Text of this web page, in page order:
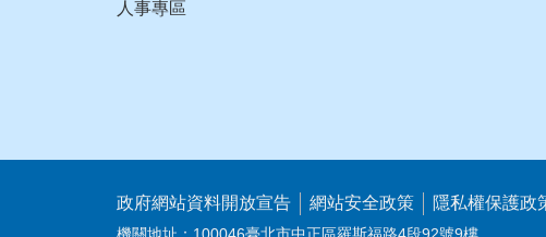
人事專區
政府網站資料開放宣告 網站安全政策 隱私權保護政